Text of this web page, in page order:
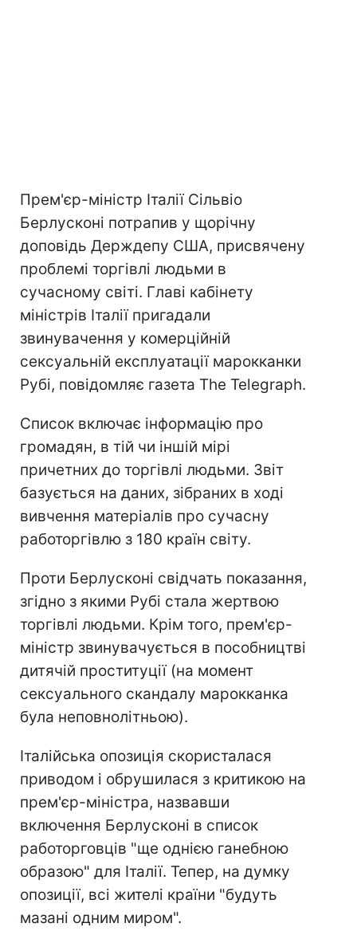
Прем'єр-міністр Італії Сільвіо
Берлусконі потрапив у щорічну
доповідь Держдепу США, присвячену
проблемі торгівлі людьми в
сучасному світі. Главі кабінету
міністрів Італії пригадали
звинувачення у комерційній
сексуальній експлуатації марокканки
Рубі, повідомляє газета The Telegraph.
Список включає інформацію про
громадян, в тій чи іншій мірі
причетних до торгівлі людьми. Звіт
базується на даних, зібраних в ході
вивчення матеріалів про сучасну
работоргівлю з 180 країн світу.
Проти Берлусконі свідчать показання,
згідно з якими Рубі стала жертвою
торгівлі людьми. Крім того, прем'єр-
міністр звинувачується в пособництві
дитячій проституції (на момент
сексуального скандалу марокканка
була неповнолітньою).
Італійська опозиція скористалася
приводом і обрушилася з критикою на
​​прем'єр-міністра, назвавши
включення Берлусконі в список
работорговців "ще однією ганебною
образою" для Італії. Тепер, на думку
опозиції, всі жителі країни "будуть
мазані одним миром".